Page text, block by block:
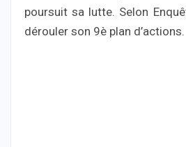
poursuit sa lutte. Selon
dérouler son 9è plan d’actions.